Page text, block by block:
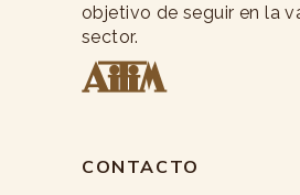
objetivo de seguir en la
sector.
CONTACTO